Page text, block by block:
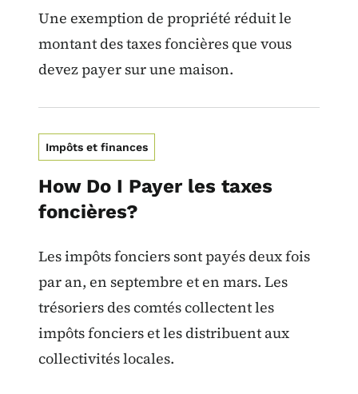
Une exemption de propriété réduit le
montant des taxes foncières que vous
devez payer sur une maison.
Impôts et finances
How Do I Payer les taxes
foncières?
Les impôts fonciers sont payés deux fois
par an, en septembre et en mars. Les
trésoriers des comtés collectent les
impôts fonciers et les distribuent aux
collectivités locales.